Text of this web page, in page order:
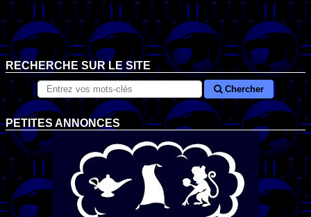
RECHERCHE SUR LE SITE
Chercher
PETITES ANNONCES